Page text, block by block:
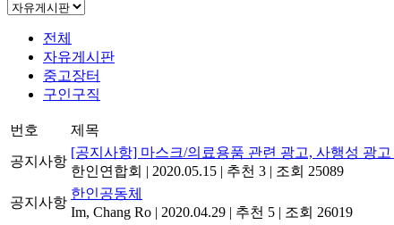
전체
자유게시판
중고장터
구인구직
번호 제목
공지사항
[공지사항] 마스크/의료용품 관련 광고, 사행성 광고
한인연합회 | 2020.05.15 | 추천 3 | 조회 25089
공지사항
한인공동체
Im, Chang Ro | 2020.04.29 | 추천 5 | 조회 26019